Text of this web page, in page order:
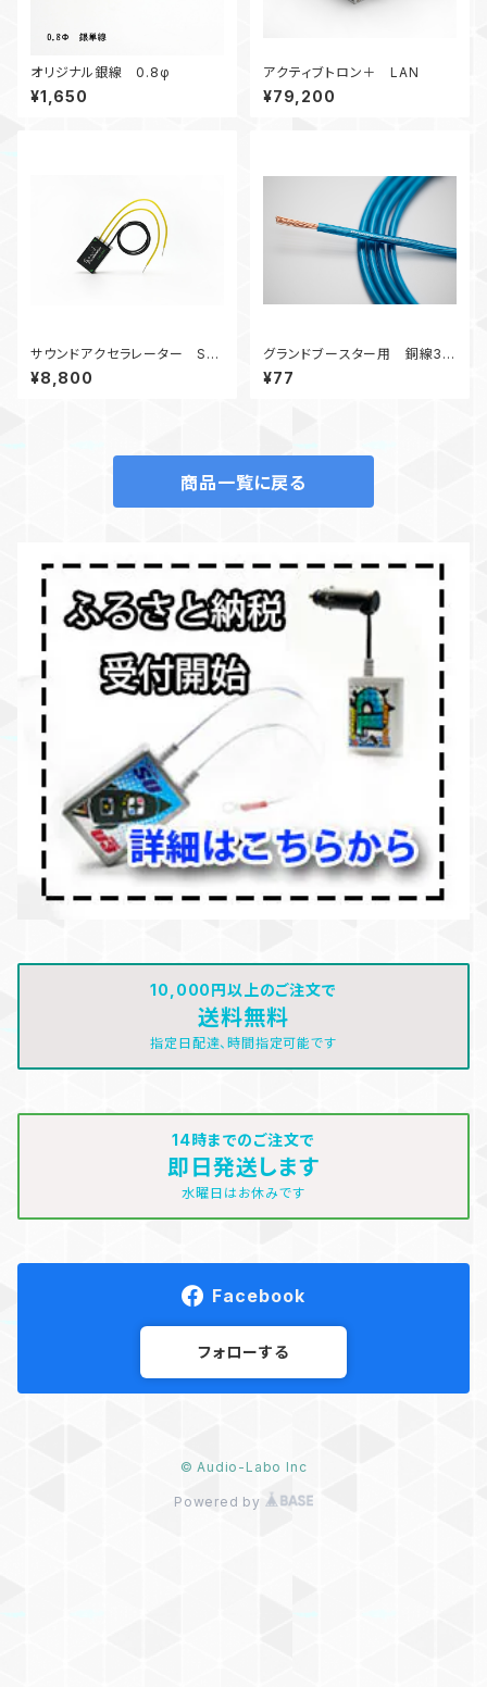
オリジナル銀線 0.8φ
¥1,650
アクティブトロン＋ LAN
¥79,200
サウンドアクセラレーター SA-
4
¥8,800
グランドブースター用 銅線3.5
φ 0.1ｍ【10cm】
¥77
商品一覧に戻る
10,000円以上のご注文で
送料無料
指定日配達、時間指定可能です
14時までのご注文で
即日発送します
水曜日はお休みです
Facebook
フォローする
© Audio-Labo Inc
Powered by